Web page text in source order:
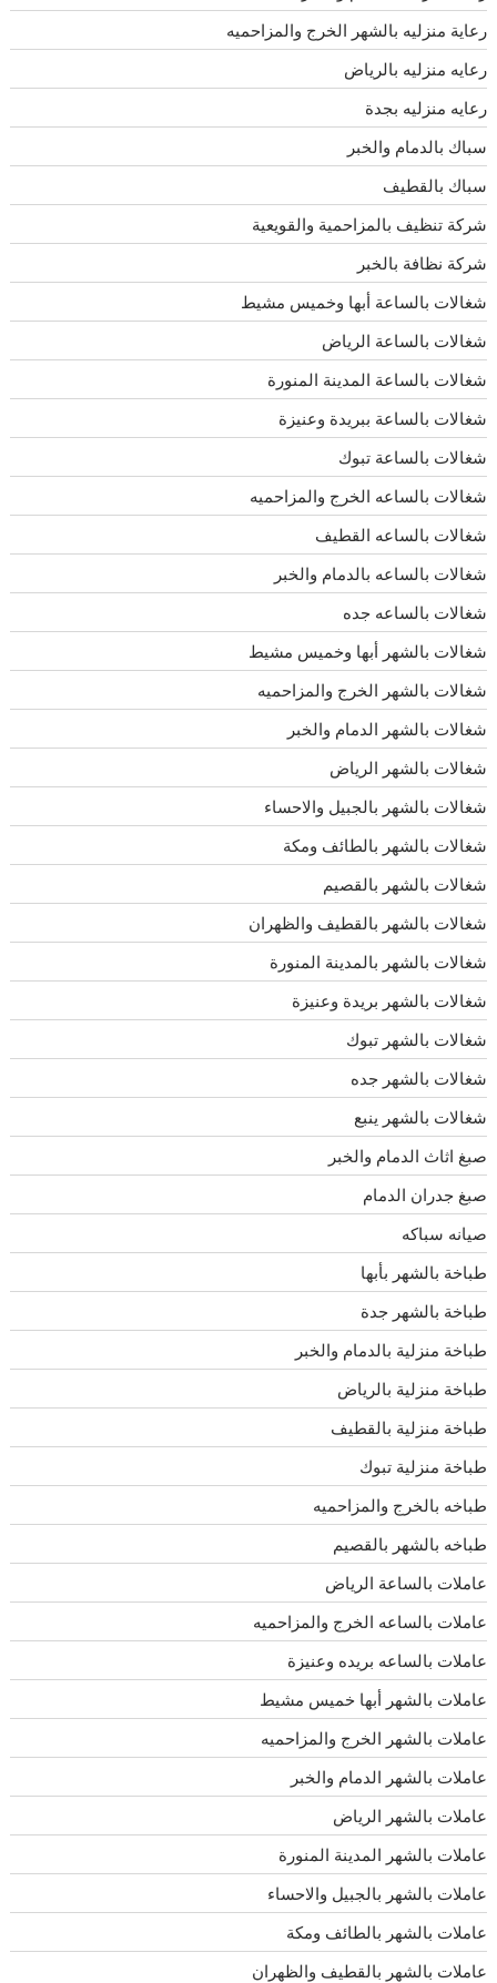
رعاية منزليه بالشهر الخرج والمزاحميه
رعايه منزليه بالرياض
رعايه منزليه بجدة
سباك بالدمام والخبر
سباك بالقطيف
شركة تنظيف بالمزاحمية والقويعية
شركة نظافة بالخبر
شغالات بالساعة أبها وخميس مشيط
شغالات بالساعة الرياض
شغالات بالساعة المدينة المنورة
شغالات بالساعة ببريدة وعنيزة
شغالات بالساعة تبوك
شغالات بالساعه الخرج والمزاحميه
شغالات بالساعه القطيف
شغالات بالساعه بالدمام والخبر
شغالات بالساعه جده
شغالات بالشهر أبها وخميس مشيط
شغالات بالشهر الخرج والمزاحميه
شغالات بالشهر الدمام والخبر
شغالات بالشهر الرياض
شغالات بالشهر بالجبيل والاحساء
شغالات بالشهر بالطائف ومكة
شغالات بالشهر بالقصيم
شغالات بالشهر بالقطيف والظهران
شغالات بالشهر بالمدينة المنورة
شغالات بالشهر بريدة وعنيزة
شغالات بالشهر تبوك
شغالات بالشهر جده
شغالات بالشهر ينبع
صبغ اثاث الدمام والخبر
صبغ جدران الدمام
صيانه سباكه
طباخة بالشهر بأبها
طباخة بالشهر جدة
طباخة منزلية بالدمام والخبر
طباخة منزلية بالرياض
طباخة منزلية بالقطيف
طباخة منزلية تبوك
طباخه بالخرج والمزاحميه
طباخه بالشهر بالقصيم
عاملات بالساعة الرياض
عاملات بالساعه الخرج والمزاحميه
عاملات بالساعه بريده وعنيزة
عاملات بالشهر أبها خميس مشيط
عاملات بالشهر الخرج والمزاحميه
عاملات بالشهر الدمام والخبر
عاملات بالشهر الرياض
عاملات بالشهر المدينة المنورة
عاملات بالشهر بالجبيل والاحساء
عاملات بالشهر بالطائف ومكة
عاملات بالشهر بالقطيف والظهران